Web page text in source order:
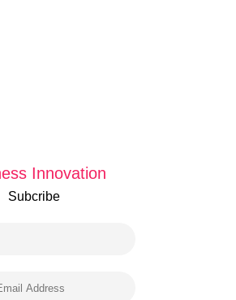
Innovation
Subcribe